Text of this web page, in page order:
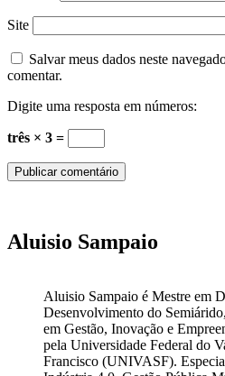
Site
Salvar meus dados neste
comentar.
Digite uma resposta em números:
três × 3 =
Aluisio Sampaio
Aluisio Sampaio é Mestre em
Desenvolvimento do
em Gestão, Inovação e
pela Universidade Federal do
Francisco (UNIVASF).